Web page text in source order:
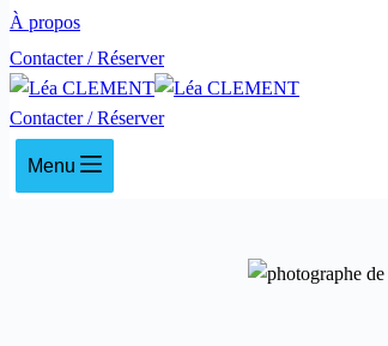
À propos
Contacter / Réserver
Contacter / Réserver
Menu